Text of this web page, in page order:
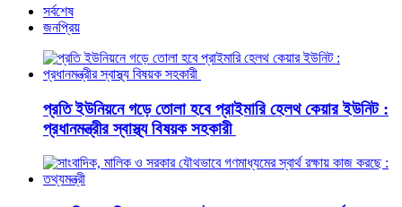
সর্বশেষ
জনপ্রিয়
প্রতি ইউনিয়নে গড়ে তোলা হবে প্রাইমারি হেলথ কেয়ার ইউনিট :
প্রধানমন্ত্রীর স্বাস্থ্য বিষয়ক সহকারী